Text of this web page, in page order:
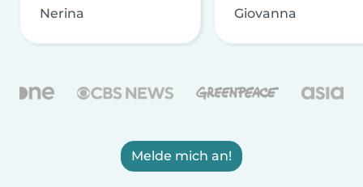
Nerina Giovanna
Melde mich an!